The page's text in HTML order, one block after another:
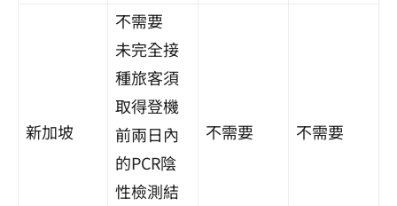
新加坡
不需要
未完全接
種旅客須
取得登機
前兩日內
的PCR陰
性檢測結
不需要 不需要